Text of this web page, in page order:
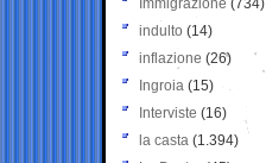
Immigrazione (734)
indulto (14)
inflazione (26)
Ingroia (15)
Interviste (16)
la casta (1.394)